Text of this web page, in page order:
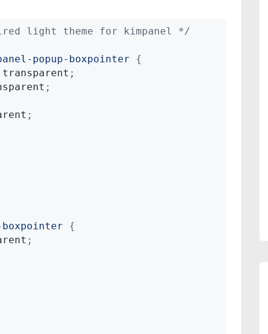
light theme for kimpanel */
popup-boxpointer
{
transparent ;
;
;
boxpointer
{
;